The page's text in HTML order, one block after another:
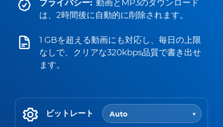
プライバシー: 動画とMP3のダウンロード
は、2時間後に自動的に削除されます。
1 GBを超える動画にも対応し、毎日の上限
なしで、クリアな320kbps品質で書き出せ
ます。
ビットレート